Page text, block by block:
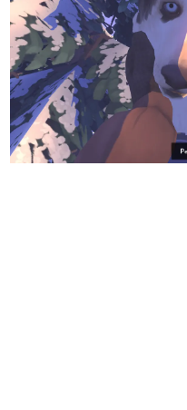
ルを網羅するほ
解説を掲載。約
若ゲのいたり
『うつヌケ』『
一先生によるゲ
なんでゲー
ゲーム開発者・
具体的な形から